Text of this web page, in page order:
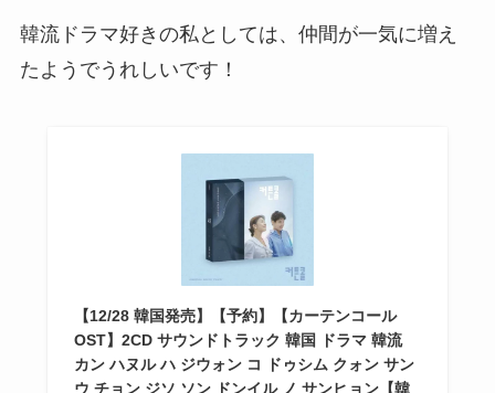
韓流ドラマ好きの私としては、仲間が一気に増え
たようでうれしいです！
【12/28 韓国発売】【予約】【カーテンコール
OST】2CD サウンドトラック 韓国 ドラマ 韓流
カン ハヌル ハ ジウォン コ ドゥシム クォン サン
ウ チョン ジソ ソン ドンイル ノ サンヒョン【韓